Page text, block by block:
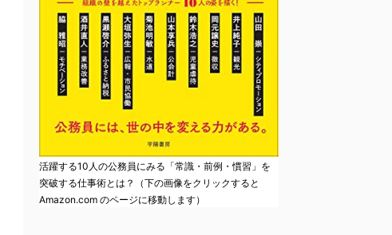
活躍する10人の公務員にみる「常識・前例・慣習」を
突破する仕事術とは？（下の画像をクリックすると
Amazon.com のページに移動します）